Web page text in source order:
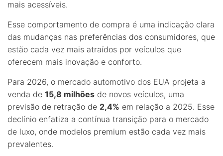
mais acessíveis.
Esse comportamento de compra é uma indicação clara
das mudanças nas preferências dos consumidores, que
estão cada vez mais atraídos por veículos que
oferecem mais inovação e conforto.
Para 2026, o mercado automotivo dos EUA projeta a
venda de 15,8 milhões de novos veículos, uma
previsão de retração de 2,4% em relação a 2025. Esse
declínio enfatiza a contínua transição para o mercado
de luxo, onde modelos premium estão cada vez mais
prevalentes.